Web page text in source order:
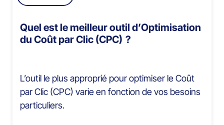
Quel est le meilleur outil d’Optimisation
du Coût par Clic (CPC) ?
L’outil le plus approprié pour optimiser le Coût
par Clic (CPC) varie en fonction de vos besoins
particuliers.